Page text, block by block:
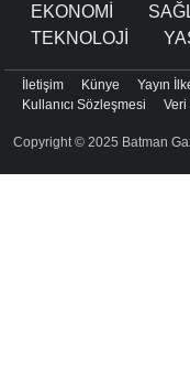
EKONOMİ
TEKNOLOJİ
Copyright © 2025 Batman
İletişim Künye Yayın
Kullanıcı Sözleşmesi
Veri